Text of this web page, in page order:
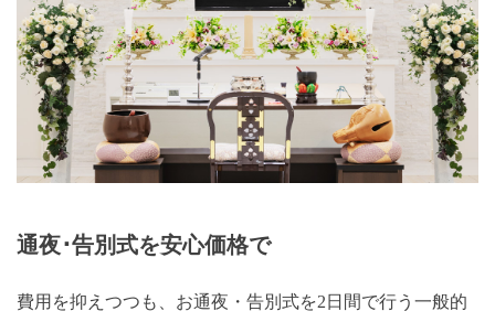
通夜･告別式を安心価格で
費用を抑えつつも、お通夜・告別式を2日間で行う一般的